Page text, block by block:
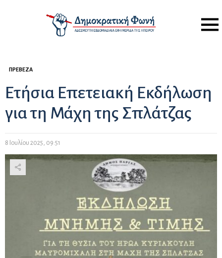
Menu
ΠΡΈΒΕΖΑ
Ετήσια Επετειακή Εκδήλωση
για τη Μάχη της Σπλάτζας
8 Ιουλίου 2025, 09:51